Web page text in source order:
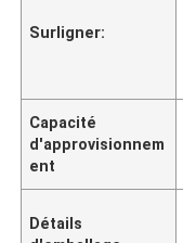
Surligner:
Capacité
d'approvisionnem
ent
Détails